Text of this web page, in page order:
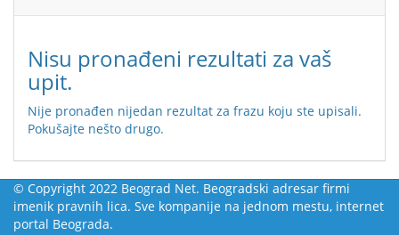
Nisu pronađeni rezultati za vaš
upit.
Nije pronađen nijedan rezultat za frazu koju ste upisali.
Pokušajte nešto drugo.
© Copyright 2022 Beograd Net. Beogradski adresar firmi
imenik pravnih lica. Sve kompanije na jednom mestu, internet
portal Beograda.